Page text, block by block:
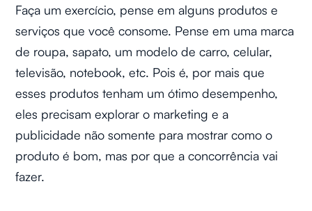
Faça um exercício, pense em alguns produtos e
serviços que você consome. Pense em uma marca
de roupa, sapato, um modelo de carro, celular,
televisão, notebook, etc. Pois é, por mais que
esses produtos tenham um ótimo desempenho,
eles precisam explorar o marketing e a
publicidade não somente para mostrar como o
produto é bom, mas por que a concorrência vai
fazer.